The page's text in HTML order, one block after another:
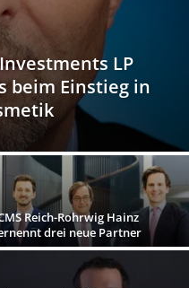
LP
beim Einstieg in
Reich-Rohrwig Hainz
drei neue Partner